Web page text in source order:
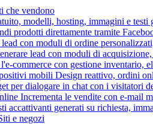
che vendono
modelli, hosting, immagini e testi
prodotti direttamente tramite
con moduli di ordine
lead con moduli di
commerce con gestione inventario,
mobili Design reattivo, ordini
per dialogare in chat con i visitatori
Incrementa le vendite con e-mail
accattivanti generati su richiesta,
e negozi